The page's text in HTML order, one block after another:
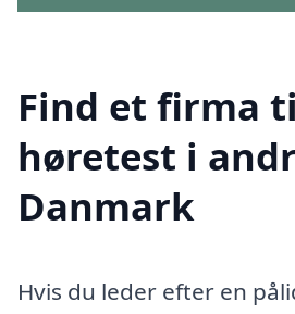
Find et firma
høretest i
Danmark
Hvis du leder efter en